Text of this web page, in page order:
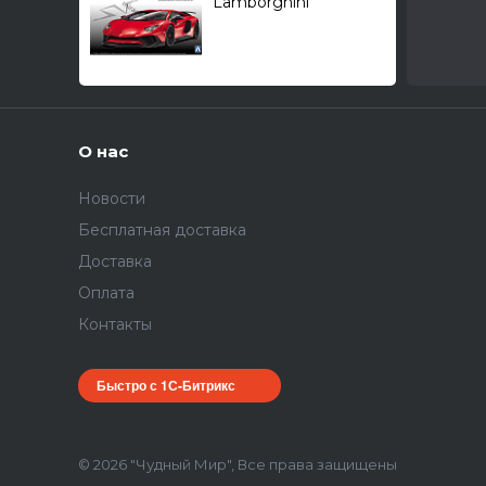
О нас
Новости
Бесплатная доставка
Доставка
Оплата
Контакты
Быстро с 1С-Битрикс
© 2026 "Чудный Мир", Все права защищены